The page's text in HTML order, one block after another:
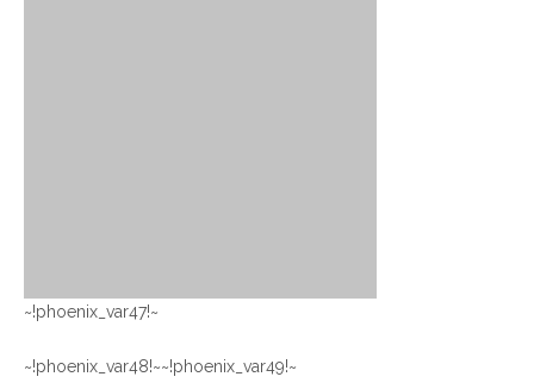
~!phoenix_var47!~
~!phoenix_var48!~
~!phoenix_var49!~